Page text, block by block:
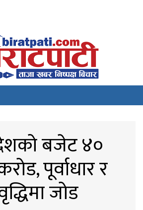
बजेट ४०
पूर्वाधार र
जोड